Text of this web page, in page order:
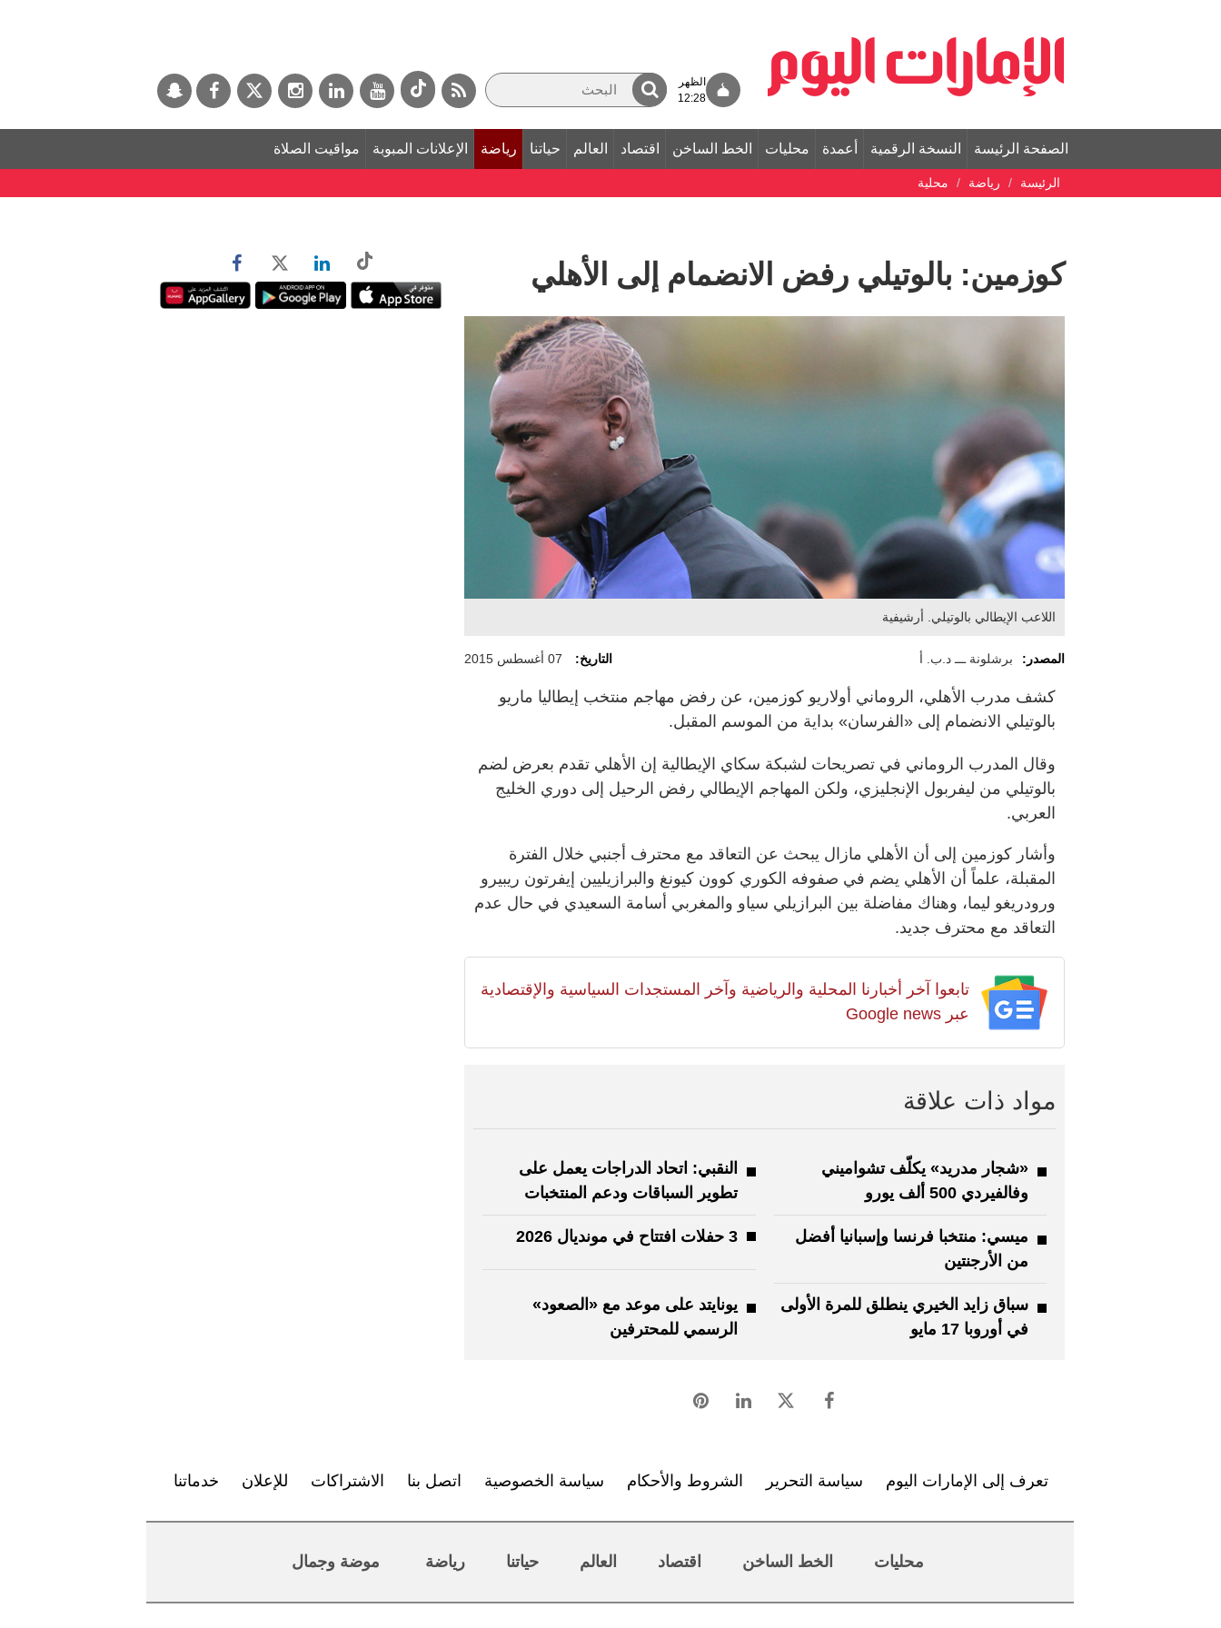
الظهر
12:28
الصفحة الرئيسة النسخة الرقمية أعمدة محليات الخط الساخن اقتصاد العالم حياتنا رياضة الإعلانات المبوبة مواقيت الصلاة
الرئيسة رياضة محلية
كوزمين: بالوتيلي رفض الانضمام إلى الأهلي
اللاعب الإيطالي بالوتيلي. أرشيفية
المصدر: برشلونة ـــ د.ب. أ التاريخ: 07 أغسطس 2015
كشف مدرب الأهلي، الروماني أولاريو كوزمين، عن رفض مهاجم منتخب إيطاليا ماريو
بالوتيلي الانضمام إلى «الفرسان» بداية من الموسم المقبل.
وقال المدرب الروماني في تصريحات لشبكة سكاي الإيطالية إن الأهلي تقدم بعرض لضم
بالوتيلي من ليفربول الإنجليزي، ولكن المهاجم الإيطالي رفض الرحيل إلى دوري الخليج
العربي.
وأشار كوزمين إلى أن الأهلي مازال يبحث عن التعاقد مع محترف أجنبي خلال الفترة
المقبلة، علماً أن الأهلي يضم في صفوفه الكوري كوون كيونغ والبرازيليين إيفرتون ريبيرو
ورودريغو ليما، وهناك مفاضلة بين البرازيلي سياو والمغربي أسامة السعيدي في حال عدم
التعاقد مع محترف جديد.
تابعوا آخر أخبارنا المحلية والرياضية وآخر المستجدات السياسية والإقتصادية
عبر Google news
مواد ذات علاقة
«شجار مدريد» يكلّف تشواميني
وفالفيردي 500 ألف يورو
النقبي: اتحاد الدراجات يعمل على
تطوير السباقات ودعم المنتخبات
ميسي: منتخبا فرنسا وإسبانيا أفضل
من الأرجنتين
3 حفلات افتتاح في مونديال 2026
سباق زايد الخيري ينطلق للمرة الأولى
في أوروبا 17 مايو
يونايتد على موعد مع «الصعود»
الرسمي للمحترفين
تعرف إلى الإمارات اليوم سياسة التحرير الشروط والأحكام سياسة الخصوصية اتصل بنا الاشتراكات للإعلان خدماتنا
محليات الخط الساخن اقتصاد العالم حياتنا رياضة موضة وجمال